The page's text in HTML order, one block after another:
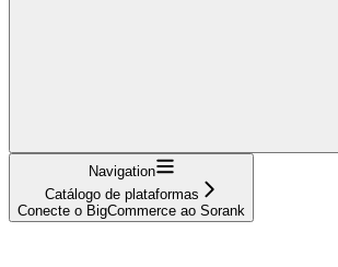
Navigation
Catálogo de plataformas
Conecte o BigCommerce ao Sorank